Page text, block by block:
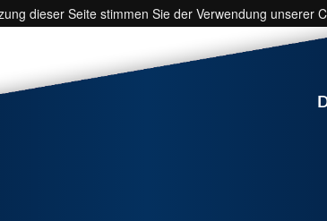
dieser Seite stimmen Sie der Verwendung unserer